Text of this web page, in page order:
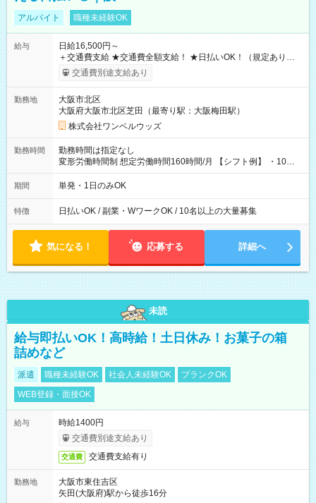
アルバイト 職種未経験OK
給与
日給16,500円～
＋交通費支給 ★交通費全額支給！ ★日払いOK！（規定あり） ┗
働いたその日に現金GET♪ お仕事後はコンビニATMから 日払
交通費別途支給あり
勤務地
大阪市北区
大阪府大阪市北区芝田（最寄り駅：大阪梅田駅）
株式会社ワンベルウッズ
勤務時間
勤務時間は指定なし
変形労働時間制 想定労働時間160時間/月 【シフト例】 ・10：
00～20：00
期間 単発・1日のみOK
特徴 日払いOK / 副業・WワークOK / 10名以上の大量募集
気になる！ 応募する 詳細へ
未読
給与即払いOK！高時給！土日休み！お菓子の箱
詰めなど
派遣 職種未経験OK 社会人未経験OK
ブランクOK
WEB登録・面接OK
給与
時給1400円
交通費別途支給あり
交通費 交通費支給有り
勤務地
大阪市東住吉区
矢田(大阪府)駅から徒歩16分